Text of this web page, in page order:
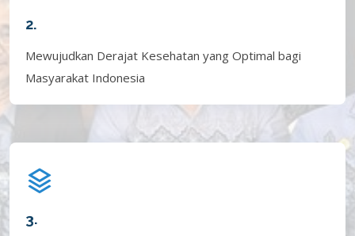
2.
Mewujudkan Derajat Kesehatan yang Optimal bagi
Masyarakat Indonesia
3.